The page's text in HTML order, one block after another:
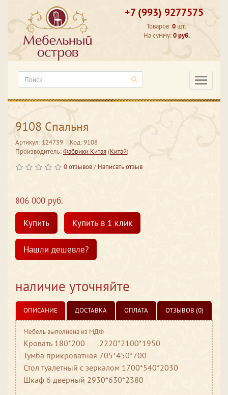
+7 (993) 9277575
Товаров:0 шт.
На сумму:0 руб.
9108 Спальня
Артикул: 124739
Код: 9108
Производитель:Фабрики Китая(Китай)
0 отзывов/ Написать отзыв
806 000 руб.
Купить
Купить в 1 клик
Нашли дешевле?
наличие уточняйте
ОПИСАНИЕ ДОСТАВКА ОПЛАТА ОТЗЫВОВ (0)
Мебель выполнена из МДФ
Кровать 180*200
2220*2100*1950
Тумба прикроватная 705*450*700
Стол туалетный с зеркалом 1700*540*2030
Шкаф 6 дверный 2930*630*2380